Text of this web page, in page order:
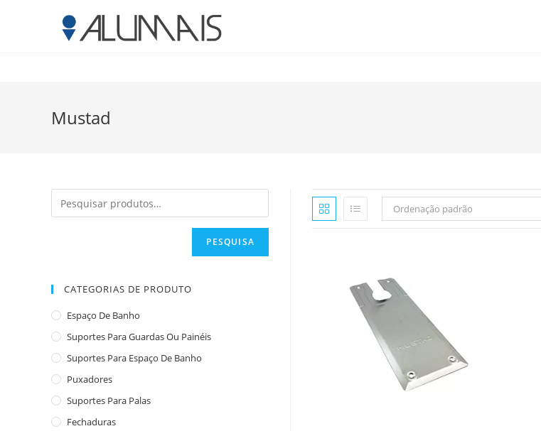
Mustad
Ordenação padrão
PESQUISA
CATEGORIAS DE PRODUTO
Espaço De Banho
Suportes Para Guardas Ou Painéis
Suportes Para Espaço De Banho
Puxadores
Suportes Para Palas
Fechaduras